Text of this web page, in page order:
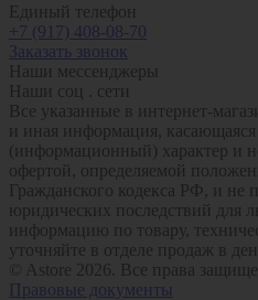
Единый телефон
+7 (917) 408-08-70
Заказать звонок
Наши мессенджеры
Наши соц . сети
Все указанные в интернет-
и иная информация,
(информационный) характер и
офертой, определяемой
Гражданского кодекса РФ, и не
юридических последствий для
информацию по товару,
уточняйте в отделе продаж в
© Astore 2026. Все права
Правовые документы